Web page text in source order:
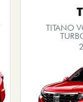
TITANO